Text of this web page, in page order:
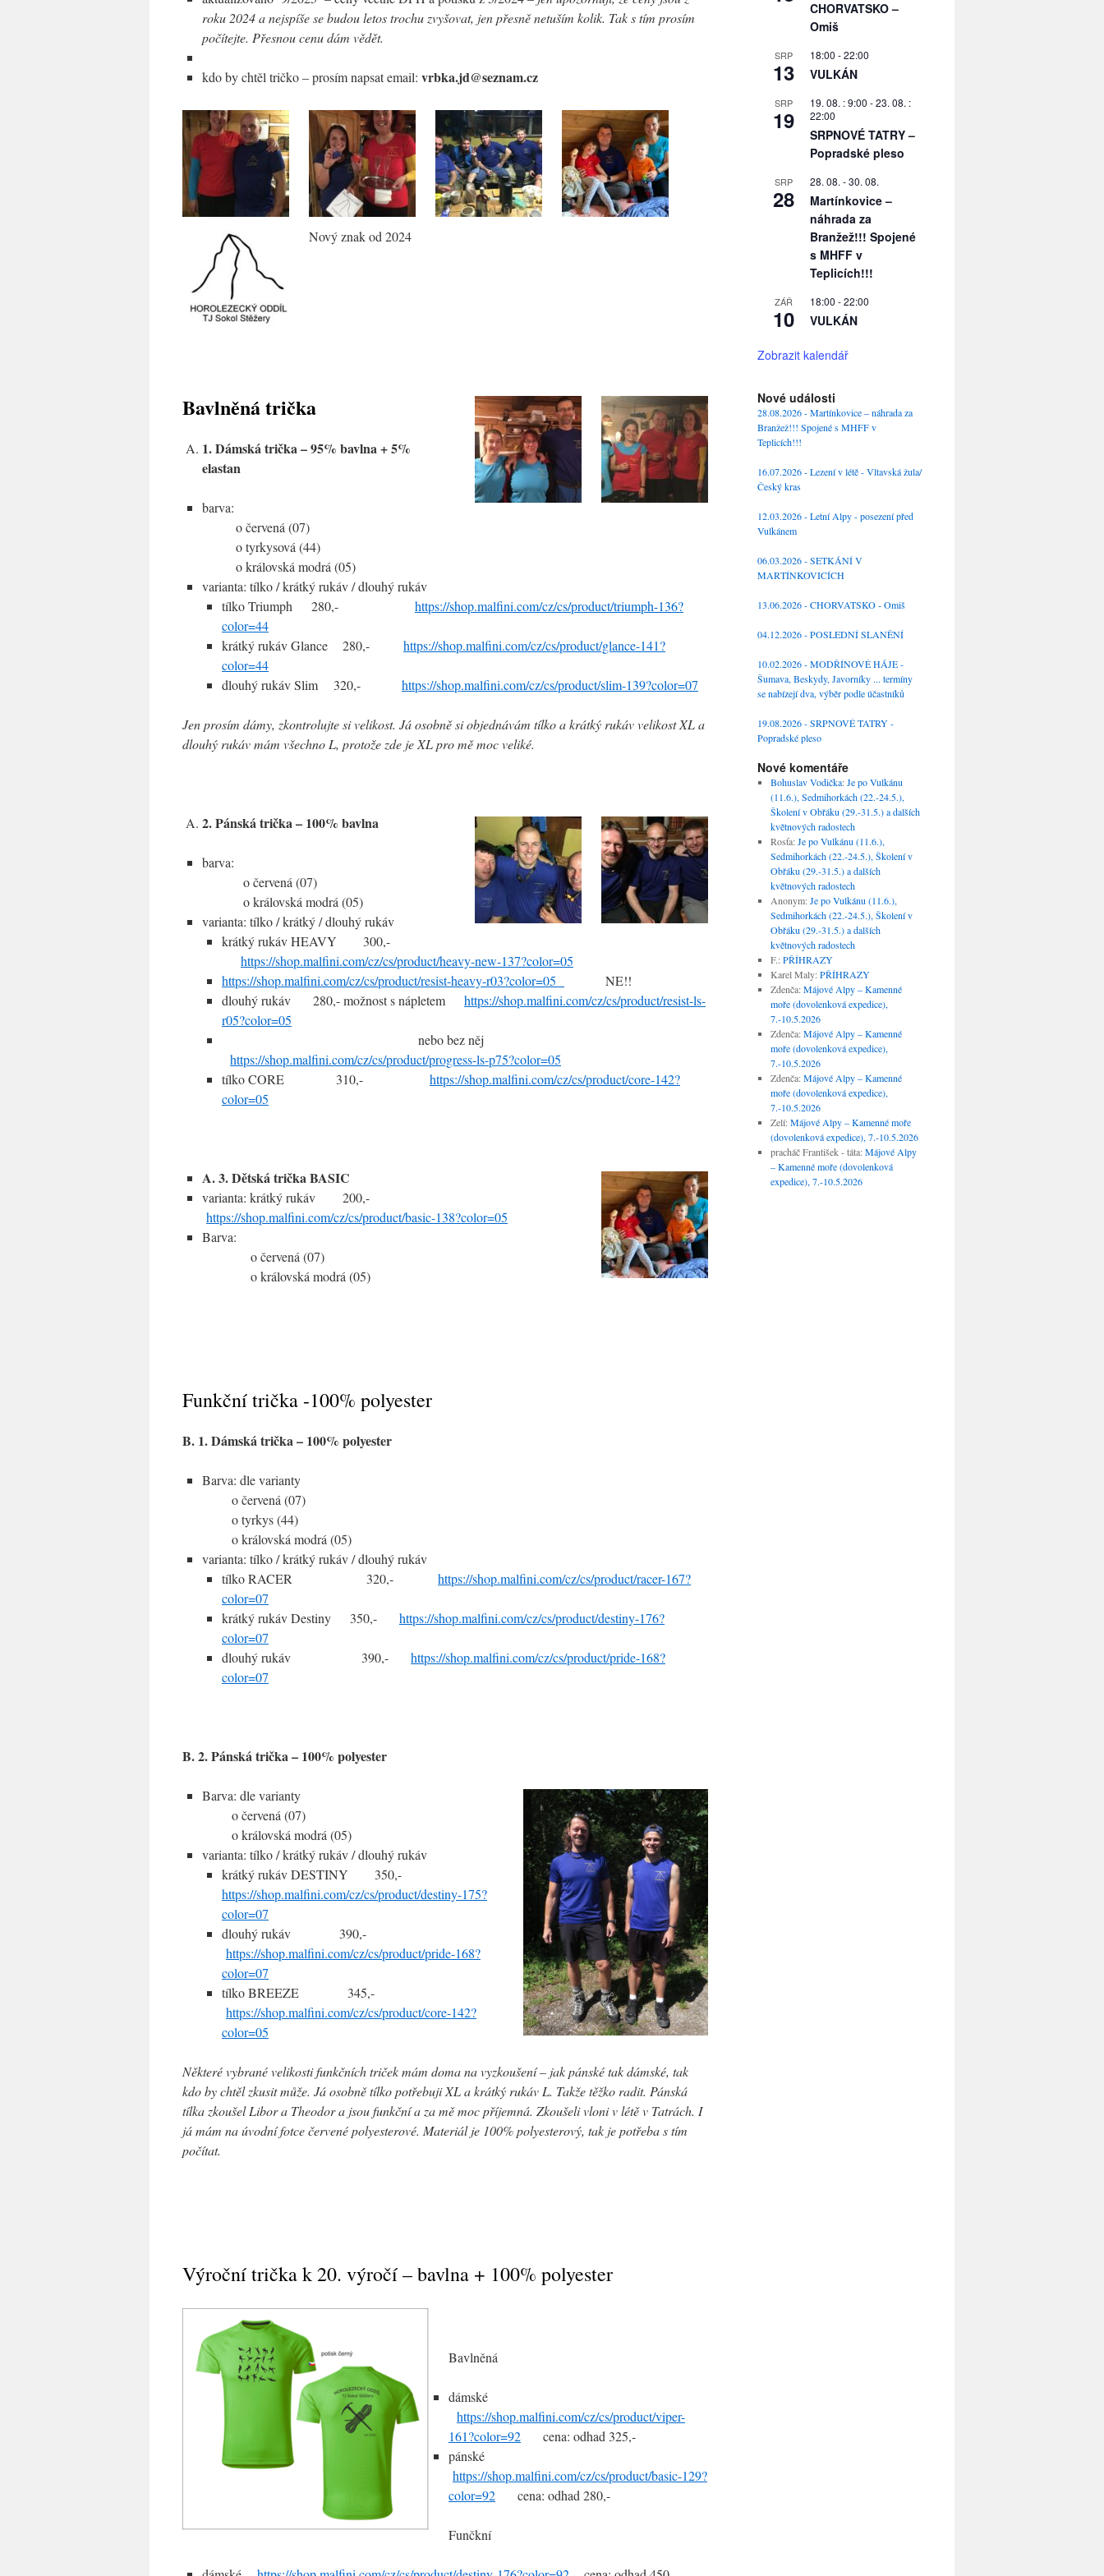
roku 2024 a nejspíše se budou letos trochu zvyšovat, jen přesně netuším kolik. Tak s tím prosím
počítejte. Přesnou cenu dám vědět.
kdo by chtěl tričko – prosím napsat email: vrbka.jd@seznam.cz
Nový znak od 2024
Bavlněná trička
1. Dámská trička – 95% bavlna + 5%
elastan
barva:
o červená (07)
o tyrkysová (44)
o královská modrá (05)
varianta: tílko / krátký rukáv / dlouhý rukáv
tílko Triumph 280,- https://shop.malfini.com/cz/cs/product/triumph-136?
color=44
krátký rukáv Glance 280,- https://shop.malfini.com/cz/cs/product/glance-141?
color=44
dlouhý rukáv Slim 320,- https://shop.malfini.com/cz/cs/product/slim-139?color=07
Jen prosím dámy, zkontrolujte si velikost. Já osobně si objednávám tílko a krátký rukáv velikost XL a
dlouhý rukáv mám všechno L, protože zde je XL pro mě moc veliké.
2. Pánská trička – 100% bavlna
barva:
o červená (07)
o královská modrá (05)
varianta: tílko / krátký / dlouhý rukáv
krátký rukáv HEAVY 300,-
https://shop.malfini.com/cz/cs/product/heavy-new-137?color=05
https://shop.malfini.com/cz/cs/product/resist-heavy-r03?color=05
NE!!
dlouhý rukáv 280,- možnost s nápletem https://shop.malfini.com/cz/cs/product/resist-ls-
r05?color=05
nebo bez něj
https://shop.malfini.com/cz/cs/product/progress-ls-p75?color=05
tílko CORE 310,- https://shop.malfini.com/cz/cs/product/core-142?
color=05
A. 3. Dětská trička BASIC
varianta: krátký rukáv 200,-
https://shop.malfini.com/cz/cs/product/basic-138?color=05
Barva:
o červená (07)
o královská modrá (05)
Funkční trička -100% polyester
B. 1. Dámská trička – 100% polyester
Barva: dle varianty
o červená (07)
o tyrkys (44)
o královská modrá (05)
varianta: tílko / krátký rukáv / dlouhý rukáv
tílko RACER 320,- https://shop.malfini.com/cz/cs/product/racer-167?
color=07
krátký rukáv Destiny 350,- https://shop.malfini.com/cz/cs/product/destiny-176?
color=07
dlouhý rukáv 390,- https://shop.malfini.com/cz/cs/product/pride-168?
color=07
B. 2. Pánská trička – 100% polyester
Barva: dle varianty
o červená (07)
o královská modrá (05)
varianta: tílko / krátký rukáv / dlouhý rukáv
krátký rukáv DESTINY 350,-
https://shop.malfini.com/cz/cs/product/destiny-175?
color=07
dlouhý rukáv 390,-
https://shop.malfini.com/cz/cs/product/pride-168?
color=07
tílko BREEZE 345,-
https://shop.malfini.com/cz/cs/product/core-142?
color=05
Některé vybrané velikosti funkčních triček mám doma na vyzkoušení – jak pánské tak dámské, tak
kdo by chtěl zkusit může. Já osobně tílko potřebuji XL a krátký rukáv L. Takže těžko radit. Pánská
tílka zkoušel Libor a Theodor a jsou funkční a za mě moc příjemná. Zkoušeli vloni v létě v Tatrách. I
já mám na úvodní fotce červené polyesterové. Materiál je 100% polyesterový, tak je potřeba s tím
počítat.
Výroční trička k 20. výročí – bavlna + 100% polyester
Bavlněná
dámské
https://shop.malfini.com/cz/cs/product/viper-
161?color=92 cena: odhad 325,-
pánské
https://shop.malfini.com/cz/cs/product/basic-129?
color=92 cena: odhad 280,-
Funčkní
CHORVATSKO –
Omiš
SRP
13
18:00 -22:00
VULKÁN
SRP
19
19. 08. : 9:00 -23. 08. :
22:00
SRPNOVÉ TATRY –
Popradské pleso
SRP
28
28. 08. -30. 08.
Martínkovice –
náhrada za
Branžež!!! Spojené
s MHFF v
Teplicích!!!
ZÁŘ
10
18:00 -22:00
VULKÁN
Zobrazit kalendář
Nové události
28.08.2026 - Martínkovice – náhrada za
Branžež!!! Spojené s MHFF v
Teplicích!!!
16.07.2026 - Lezení v létě - Vltavská žula/
Český kras
12.03.2026 - Letní Alpy - posezení před
Vulkánem
06.03.2026 - SETKÁNÍ V
MARTÍNKOVICÍCH
13.06.2026 - CHORVATSKO - Omiš
04.12.2026 - POSLEDNÍ SLANĚNÍ
10.02.2026 - MODŘÍNOVÉ HÁJE -
Šumava, Beskydy, Javorníky ... termíny
se nabízejí dva, výběr podle účastníků
19.08.2026 - SRPNOVÉ TATRY -
Popradské pleso
Nové komentáře
Bohuslav Vodička:Je po Vulkánu
(11.6.), Sedmihorkách (22.-24.5.),
Školení v Obřáku (29.-31.5.) a dalších
květnových radostech
Rosťa:Je po Vulkánu (11.6.),
Sedmihorkách (22.-24.5.), Školení v
Obřáku (29.-31.5.) a dalších
květnových radostech
Anonym:Je po Vulkánu (11.6.),
Sedmihorkách (22.-24.5.), Školení v
Obřáku (29.-31.5.) a dalších
květnových radostech
F.:PŘÍHRAZY
Karel Maly:PŘÍHRAZY
Zdenča:Májové Alpy – Kamenné
moře (dovolenková expedice),
7.-10.5.2026
Zdenča:Májové Alpy – Kamenné
moře (dovolenková expedice),
7.-10.5.2026
Zdenča:Májové Alpy – Kamenné
moře (dovolenková expedice),
7.-10.5.2026
Zelí:Májové Alpy – Kamenné moře
(dovolenková expedice), 7.-10.5.2026
pracháč František - táta:Májové Alpy
– Kamenné moře (dovolenková
expedice), 7.-10.5.2026